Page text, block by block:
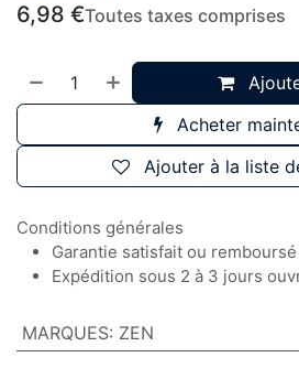
6,98 €Toutes taxes comprises
Acheter
Ajouter à la liste
Conditions générales
Garantie satisfait ou
Expédition sous 2 à 3 jours
MARQUES: ZEN